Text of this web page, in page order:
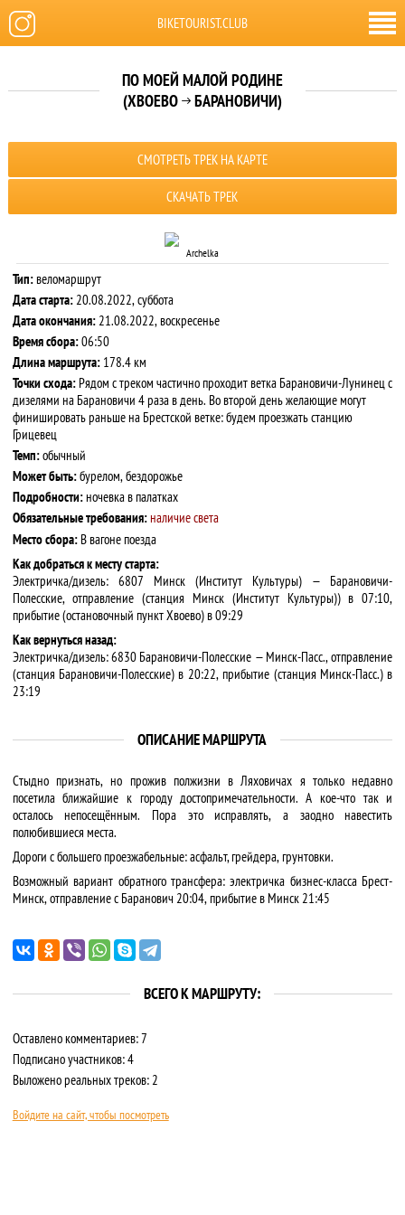
BIKETOURIST.CLUB
ПО МОЕЙ МАЛОЙ РОДИНЕ
(ХВОЕВО БАРАНОВИЧИ)
СМОТРЕТЬ ТРЕК НА КАРТЕ
СКАЧАТЬ ТРЕК
Archelka
Тип:веломаршрут
Дата старта:20.08.2022, суббота
Дата окончания:21.08.2022, воскресенье
Время сбора:06:50
Длина маршрута:178.4 км
Точки схода:Рядом с треком частично проходит ветка Барановичи-Лунинец с
дизелями на Барановичи 4 раза в день. Во второй день желающие могут
финишировать раньше на Брестской ветке: будем проезжать станцию
Грицевец
Темп:обычный
Может быть:бурелом, бездорожье
Подробности:ночевка в палатках
Обязательные требования:наличие света
Место сбора:В вагоне поезда
Как добраться к месту старта:
Электричка/дизель: 6807 Минск (Институт Культуры) — Барановичи-
Полесские, отправление (станция Минск (Институт Культуры)) в 07:10,
прибытие (остановочный пункт Хвоево) в 09:29
Как вернуться назад:
Электричка/дизель: 6830 Барановичи-Полесские — Минск-Пасс., отправление
(станция Барановичи-Полесские) в 20:22, прибытие (станция Минск-Пасс.) в
23:19
ОПИСАНИЕ МАРШРУТА
Стыдно признать, но прожив полжизни в Ляховичах я только недавно
посетила ближайшие к городу достопримечательности. А кое-что так и
осталось непосещённым. Пора это исправлять, а заодно навестить
полюбившиеся места.
Дороги с большего проезжабельные: асфальт, грейдера, грунтовки.
Возможный вариант обратного трансфера: электричка бизнес-класса Брест-
Минск, отправление с Баранович 20:04, прибытие в Минск 21:45
ВСЕГО К МАРШРУТУ:
Оставлено комментариев: 7
Подписано участников: 4
Выложено реальных треков: 2
Войдите на сайт, чтобы посмотреть